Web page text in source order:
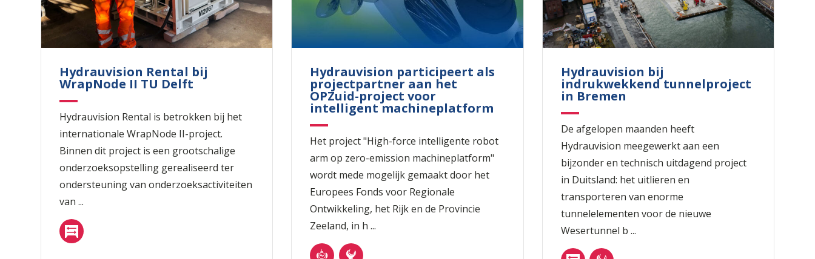
Hydrauvision Rental bij
WrapNode II TU Delft
Hydrauvision Rental is betrokken bij het
internationale WrapNode II-project.
Binnen dit project is een grootschalige
onderzoeksopstelling gerealiseerd ter
ondersteuning van onderzoeksactiviteiten
van ...
Hydrauvision participeert als
projectpartner aan het
OPZuid-project voor
intelligent machineplatform
Het project "High-force intelligente robot
arm op zero-emission machineplatform"
wordt mede mogelijk gemaakt door het
Europees Fonds voor Regionale
Ontwikkeling, het Rijk en de Provincie
Zeeland, in h ...
Hydrauvision bij
indrukwekkend tunnelproject
in Bremen
De afgelopen maanden heeft
Hydrauvision meegewerkt aan een
bijzonder en technisch uitdagend project
in Duitsland: het uitlieren en
transporteren van enorme
tunnelelementen voor de nieuwe
Wesertunnel b ...